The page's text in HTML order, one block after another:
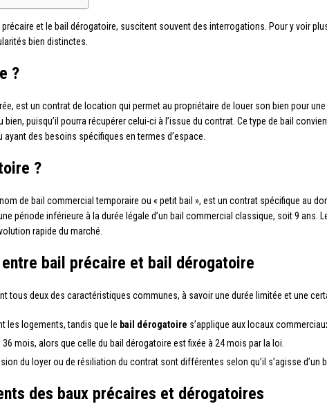
et le bail dérogatoire, suscitent souvent des interrogations. Pour y voir
bien distinctes.
?
est un contrat de location qui permet au propriétaire de louer son bien pour
puisqu’il pourra récupérer celui-ci à l’issue du contrat. Ce type de bail
des besoins spécifiques en termes d’espace.
?
de bail commercial temporaire ou « petit bail », est un contrat spécifique au
période inférieure à la durée légale d’un bail commercial classique, soit 9 ans.
rapide du marché.
bail précaire et bail dérogatoire
tous deux des caractéristiques communes, à savoir une durée limitée et une
les logements, tandis que le bail dérogatoire s’applique aux locaux
mois, alors que celle du bail dérogatoire est fixée à 24 mois par la loi.
du loyer ou de résiliation du contrat sont différentes selon qu’il s’agisse d’un
des baux précaires et dérogatoires